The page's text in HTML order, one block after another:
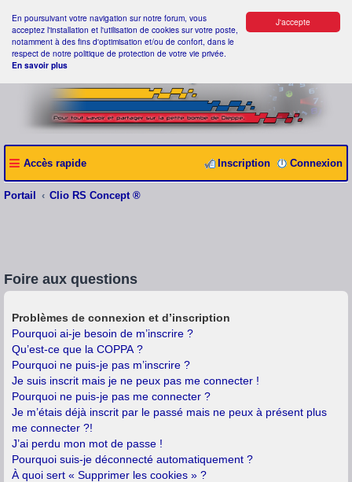
J'accepte
En poursuivant votre navigation sur notre forum, vous
acceptez l'installation et l'utilisation de cookies sur votre poste,
notamment à des fins d'optimisation et/ou de confort, dans le
respect de notre politique de protection de votre vie privée.
En savoir plus
Accès rapide Connexion
Inscription
Portail Clio RS Concept ®
Foire aux questions
Problèmes de connexion et d’inscription
Pourquoi ai-je besoin de m’inscrire ?
Qu’est-ce que la COPPA ?
Pourquoi ne puis-je pas m’inscrire ?
Je suis inscrit mais je ne peux pas me connecter !
Pourquoi ne puis-je pas me connecter ?
Je m’étais déjà inscrit par le passé mais ne peux à présent plus
me connecter ?!
J’ai perdu mon mot de passe !
Pourquoi suis-je déconnecté automatiquement ?
À quoi sert « Supprimer les cookies » ?